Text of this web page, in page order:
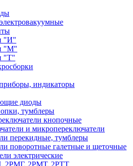
"И"
"М"
"Т"
индикаторы
диоды
тумблеры
кнопочные
и микропереключатели
перекидные, тумблеры
поворотные галетные и щеточные
электрические
2РМГ, 2РМТ, 2РТТ